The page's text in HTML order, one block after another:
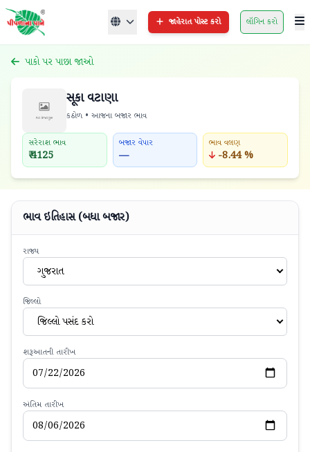
જાહેરાત પોસ્ટ કરો લૉગિન કરો
પાકો પર પાછા જાઓ
સૂકા વટાણા
કઠોળ • આજના બજાર ભાવ
સરેરાશ ભાવ
₹ 4125
બજાર વેપાર
—
ભાવ વલણ
-8.44 %
ભાવ ઇતિહાસ (બધા બજાર)
રાજ્ય
ગુજરાત
જિલ્લો
જિલ્લો પસંદ કરો
શરૂઆતની તારીખ
અંતિમ તારીખ